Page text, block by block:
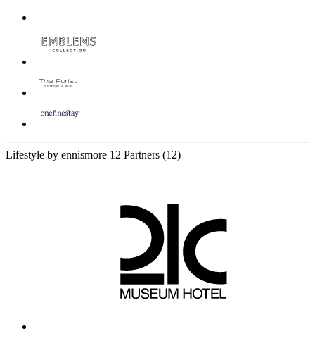
Lifestyle by ennismore 12 Partners (12)